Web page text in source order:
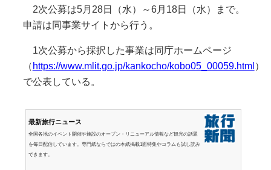
2次公募は5月28日（水）～6月18日（水）まで。
申請は同事業サイトから行う。
1次公募から採択した事業は同庁ホームページ
（ https://www.mlit.go.jp/kankocho/kobo05_00059.html ）
で公表している。
最新旅行ニュース
全国各地のイベント開催や施設のオープン・リニューアル情報など観光の話題
を毎日配信しています。専門紙ならではの本紙掲載1面特集やコラムも試し読み
できます。